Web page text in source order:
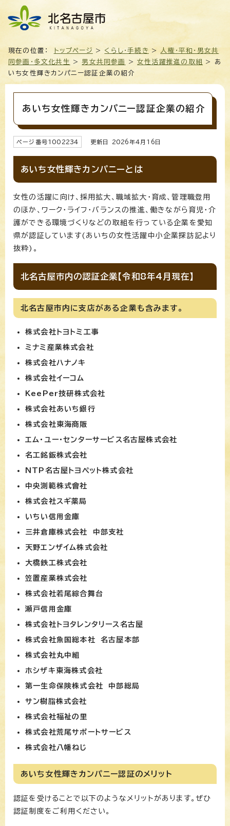
現在の位置： トップページ > くらし・手続き >
人権・平和・男女共
同参画・多文化共生
>男女共同参画 >女性活躍推進の取組
> あ
いち女性輝きカンパニー認証企業の紹介
あいち女性輝きカンパニー認証企業の紹介
ページ番号1002234 更新日 2026年4月 16 日
あいち女性輝きカンパニーとは
女性の活躍に向け、採用拡大、職域拡大・育成、管理職登用
のほか、ワーク・ライフ・バランスの推進、働きながら育児・介
護ができる環境づくりなどの取組を行っている企業を愛知
県が認証しています(あいちの女性活躍中小企業探訪記より
抜粋)。
北名古屋市内の認証企業【令和8年4月現在】
北名古屋市内に支店がある企業も含みます。
株式会社トヨトミ工事
ミナミ産業株式会社
株式会社ハナノキ
株式会社イーコム
KeePer技研株式会社
株式会社あいち銀行
株式会社東海商販
エム・ユー・センターサービス名古屋株式会社
名工銘鈑株式会社
NTP名古屋トヨペット株式会社
中央測範株式會社
株式会社スギ薬局
いちい信用金庫
三井倉庫株式会社 中部支社
天野エンザイム株式会社
大橋鉄工株式会社
笠置産業株式会社
株式会社若尾綜合舞台
瀬戸信用金庫
株式会社トヨタレンタリース名古屋
株式会社魚国総本社 名古屋本部
株式会社丸中組
ホシザキ東海株式会社
第一生命保険株式会社 中部総局
サン樹脂株式会社
株式会社福祉の里
株式会社荒尾サポートサービス
株式会社八幡ねじ
あいち女性輝きカンパニー認証のメリット
認証を受けることで以下のようなメリットがあります。ぜひ
認証制度をご利用ください。